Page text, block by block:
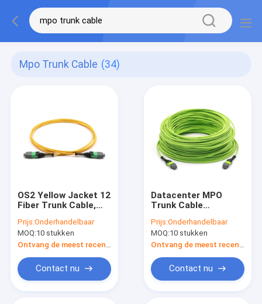
Mpo Trunk Cable (34)
OS2 Yellow Jacket 12
Fiber Trunk Cable,
voor Datacenter
Prijs:Onderhandelbaar
MOQ:10 stukken
Contact nu
Datacenter MPO
Trunk Cable
Polariteit B OM5
OFNP Lime Jacket
Prijs:Onderhandelbaar
MOQ:10 stukken
Contact nu